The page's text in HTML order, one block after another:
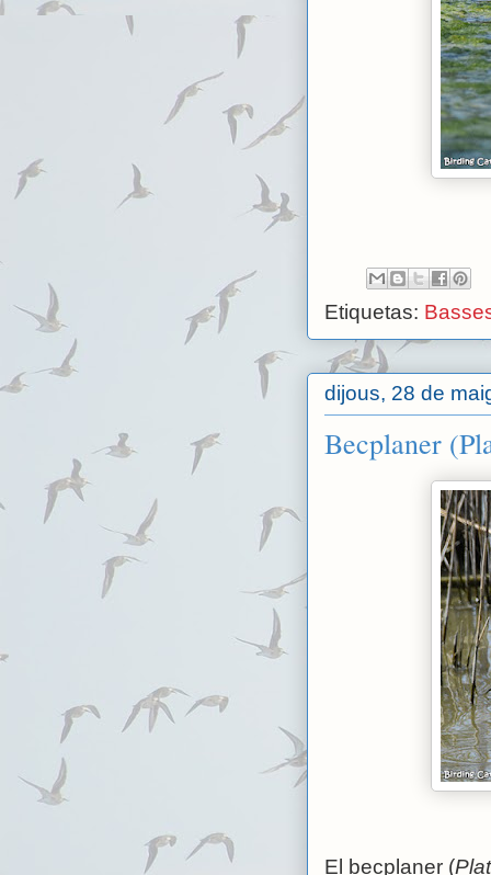
Etiquetas:
dijous, 28 de
Becplaner
El becplaner (